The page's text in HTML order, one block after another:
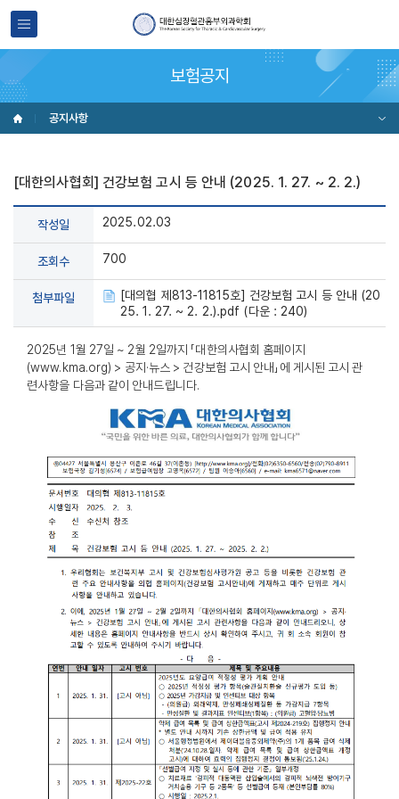
보험공지
공지사항
[대한의사협회] 건강보험 고시 등 안내 (2025. 1. 27. ~ 2. 2.)
작성일 2025.02.03
조회수 700
첨부파일
[대의협 제813-11815호] 건강보험 고시 등 안내 (20
25. 1. 27. ~ 2. 2.).pdf (다운 : 240)
2025년 1월 27일 ~ 2월 2일까지 「대한의사협회 홈페이지
(www.kma.org) > 공지·뉴스 > 건강보험 고시 안내」에 게시된 고시 관
련사항을 다음과 같이 안내드립니다.